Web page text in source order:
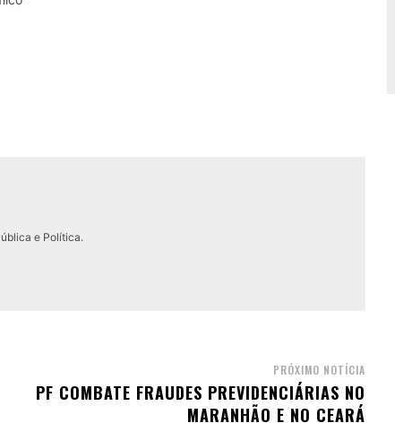
e Política.
PRÓXIMO NOTÍCIA
PF COMBATE FRAUDES PREVIDENCIÁRIAS NO
MARANHÃO E NO CEARÁ